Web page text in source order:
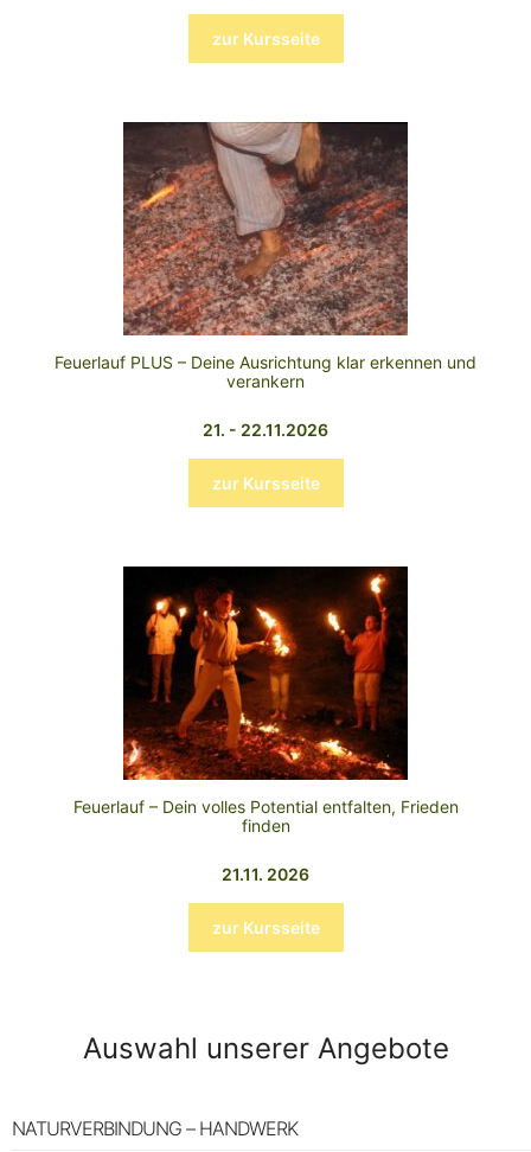
zur Kursseite
Feuerlauf PLUS – Deine Ausrichtung klar erkennen und
verankern
21. - 22.11.2026
zur Kursseite
Feuerlauf – Dein volles Potential entfalten, Frieden
finden
21.11. 2026
zur Kursseite
Auswahl unserer Angebote
NATURVERBINDUNG – HANDWERK